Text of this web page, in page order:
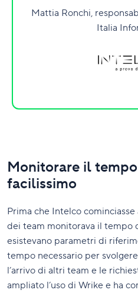
Mattia Ronchi,
Italia
Monitorare il
facilissimo
Prima che Intelco
dei team monitorava il tempo
esistevano parametri di
tempo necessario per
l’arrivo di altri team e le
ampliato l’uso di Wrike e ha